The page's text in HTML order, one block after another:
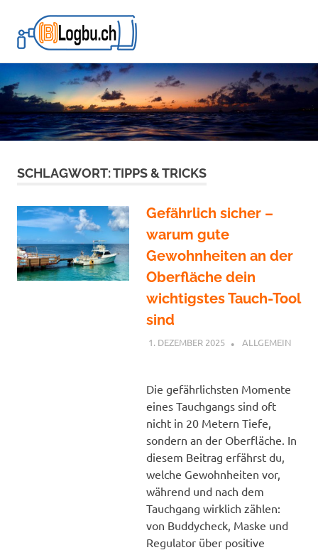
Inhalt
springen
Leben!
Alles
andere
ist
SCHLAGWORT:TIPPS & TRICKS
Gefährlich sicher –
warum gute
Gewohnheiten an der
Oberfläche dein
wichtigstes Tauch-Tool
sind
1. DEZEMBER 2025 PETER
ALLGEMEIN
Die gefährlichsten Momente
eines Tauchgangs sind oft
nicht in 20 Metern Tiefe,
sondern an der Oberfläche. In
diesem Beitrag erfährst du,
welche Gewohnheiten vor,
während und nach dem
Tauchgang wirklich zählen:
von Buddycheck, Maske und
Regulator über positive